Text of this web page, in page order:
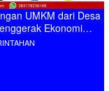
UMKM dari Desa
Ekonomi